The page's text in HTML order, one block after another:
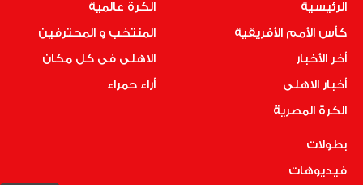
الرئيسية
كأس الأمم الأفريقية
أخر الأخبار
أخبار الاهلى
الكرة المصرية
الكرة عالمية
المنتخب و المحترفين
الاهلى فى كل مكان
أراء حمراء
بطولات
فيديوهات